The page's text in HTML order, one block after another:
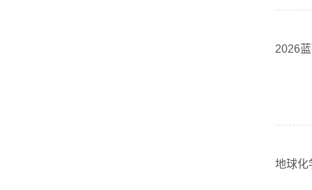
2026
地球化